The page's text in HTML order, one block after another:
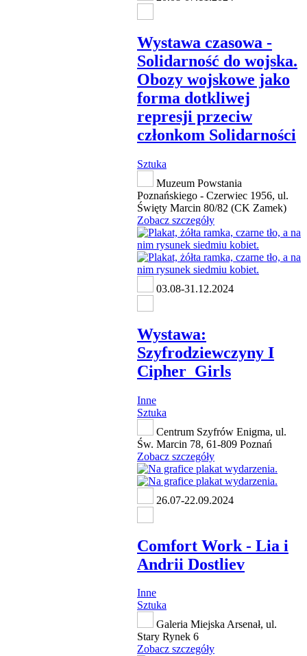
Wystawa czasowa -
Solidarność do wojska.
Obozy wojskowe jako
forma dotkliwej
represji przeciw
członkom Solidarności
Sztuka
Muzeum Powstania
Poznańskiego - Czerwiec 1956, ul.
Święty Marcin 80/82 (CK Zamek)
Zobacz szczegóły
03.08-31.12.2024
Wystawa:
Szyfrodziewczyny I
Cipher_Girls
Inne
Sztuka
Centrum Szyfrów Enigma, ul.
Św. Marcin 78, 61-809 Poznań
Zobacz szczegóły
26.07-22.09.2024
Comfort Work - Lia i
Andrii Dostliev
Inne
Sztuka
Galeria Miejska Arsenał, ul.
Stary Rynek 6
Zobacz szczegóły